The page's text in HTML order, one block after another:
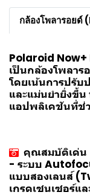
Polaroid
เป็นกล้องโพลา
โดยเน้นการปรั
และแม่นยำยิ่งขึ้
แอปพลิเคชันที่ช่
คุณสมบัติเด่น
- ระบบ
แบบสองเลนส์
เกรดเซนเซอร์แ